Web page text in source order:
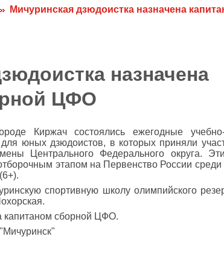
Мичуринская дзюдоистка назначена
назначена
ЦФО
Киржач состоялись ежегодные учебно-
юных дзюдоистов, в которых приняли
Центрального Федерального округа.
этапом на Первенство России
спортивную школу олимпийского
капитаном сборной ЦФО.